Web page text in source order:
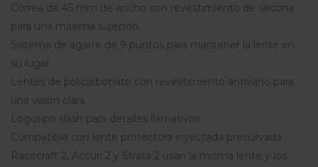
Correa de 45 mm de ancho con revestimiento de silicona
para una máxima sujeción.
Sistema de agarre de 9 puntos para mantener la lente en
su lugar
Lentes de policarbonato con revestimiento antivaho para
una visión clara.
Logotipo slash para detalles llamativos
Compatible con lente protectora inyectada precurvada
Racecraft 2, Accuri 2 y Strata 2 usan la misma lente y los